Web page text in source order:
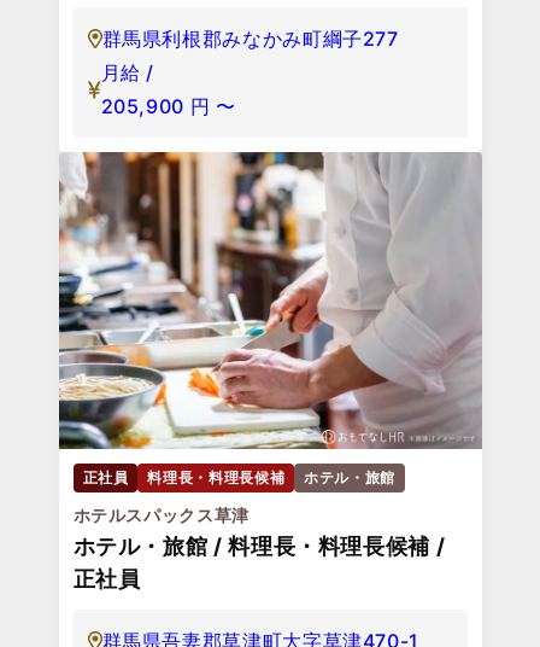
群馬県利根郡みなかみ町綱子277
月給 /
205,900 円 〜
正社員 料理長・料理長候補 ホテル・旅館
ホテルスパックス草津
ホテル・旅館 / 料理長・料理長候補 /
正社員
群馬県吾妻郡草津町大字草津470-1